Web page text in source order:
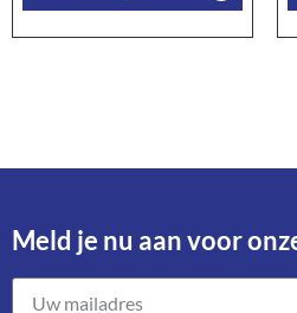
Meld je nu aan voor